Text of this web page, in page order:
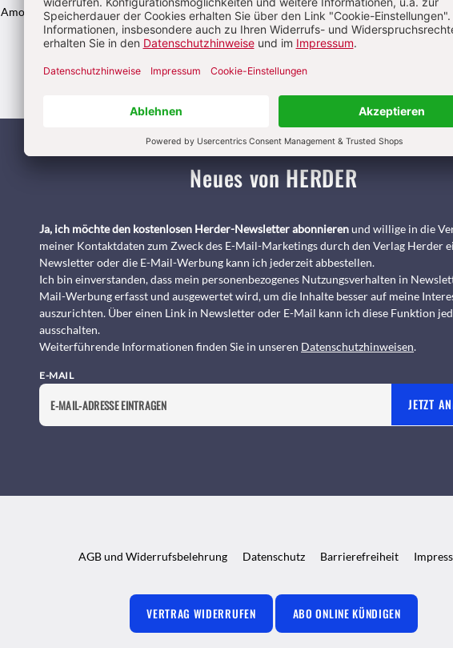
Amosinternational Biblische Notizen Diakonia Römische Quartalschrift ANTIKE
Kundenservice+49 761 2717200 kundenservice@herder.de
Neues von HERDER
Ja, ich möchte den kostenlosen Herder-Newsletter abonnierenund willige in die
meiner Kontaktdaten zum Zweck des E-Mail-Marketings durch den Verlag Herder
Newsletter oder die E-Mail-Werbung kann ich jederzeit abbestellen.
Ich bin einverstanden, dass mein personenbezogenes Nutzungsverhalten in
Mail-Werbung erfasst und ausgewertet wird, um die Inhalte besser auf meine
auszurichten. Über einen Link in Newsletter oder E-Mail kann ich diese Funktion
ausschalten.
Weiterführende Informationen finden Sie in unseren Datenschutzhinweisen.
E-MAIL
JETZT
AGB und Widerrufsbelehrung Datenschutz Barrierefreiheit
VERTRAG WIDERRUFEN ABO ONLINE KÜNDIGEN